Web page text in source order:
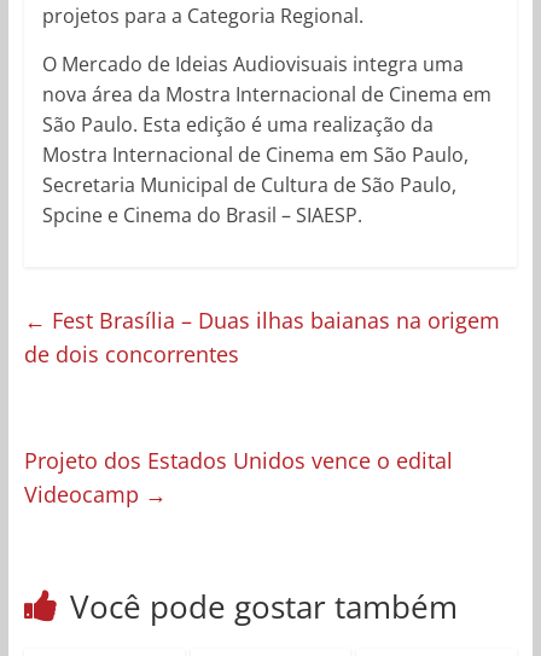
projetos para a Categoria Regional.
O Mercado de Ideias Audiovisuais integra uma
nova área da Mostra Internacional de Cinema em
São Paulo. Esta edição é uma realização da
Mostra Internacional de Cinema em São Paulo,
Secretaria Municipal de Cultura de São Paulo,
Spcine e Cinema do Brasil – SIAESP.
← Fest Brasília – Duas ilhas baianas na origem
de dois concorrentes
Projeto dos Estados Unidos vence o edital
Videocamp →
Você pode gostar também